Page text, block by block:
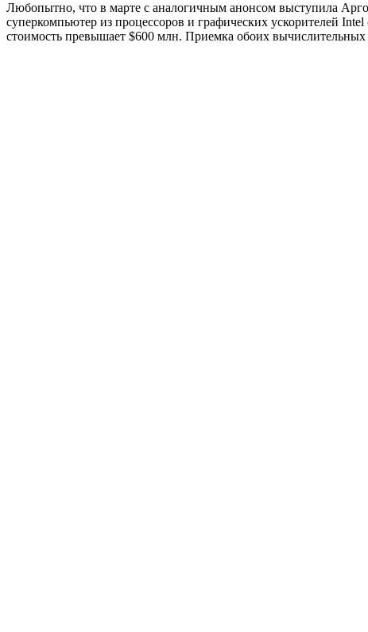
Любопытно, что в марте с аналогичным анонсом выступила
суперкомпьютер из процессоров и графических ускорителей Intel
стоимость превышает $600 млн. Приемка обоих